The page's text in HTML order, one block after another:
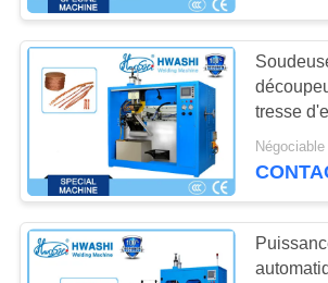
DE
LA
VIE
PRIVÉEMachine de
de décharge
condensateur
tresse
HWASHI